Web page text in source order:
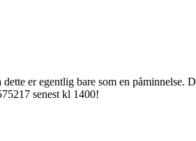
er egentlig bare som en
senest kl 1400!